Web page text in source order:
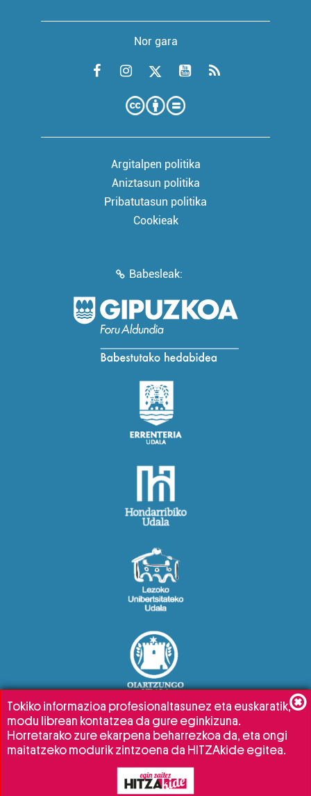
Nor gara
Argitalpen politika
Aniztasun politika
Pribatutasun politika
Cookieak
Babesleak:
Tokiko informazioa profesionaltasunez eta euskaratik,
modu librean kontatzea da gure eginkizuna.
Horretarako zure ekarpena beharrezkoa da, eta ongi
maitatzeko modurik zintzoena da HITZAkide egitea.